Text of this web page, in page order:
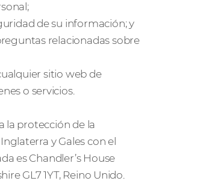
de su información; y
relacionadas sobre
sitio web de
o servicios.
la protección de la
y Gales con el
es Chandler’s House
GL7 1YT, Reino Unido.